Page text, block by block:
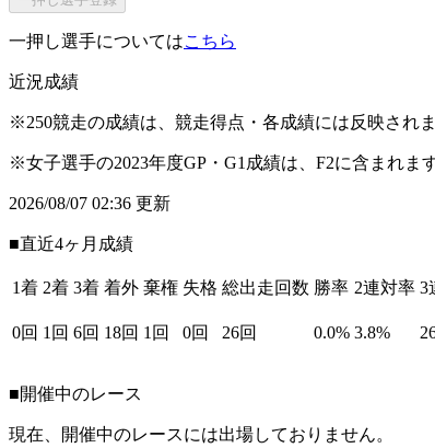
一押し選手についてはこちら
近況成績
※250競走の成績は、競走得点・各成績には反映されま
※女子選手の2023年度GP・G1成績は、F2に含まれます
2026/08/07 02:36 更新
■直近4ヶ月成績
1着 2着 3着 着外 棄権 失格 総出走回数 勝率 2連対率 3
0回 1回 6回 18回 1回 0回 26回 0.0% 3.8%
■開催中のレース
現在、開催中のレースには出場しておりません。